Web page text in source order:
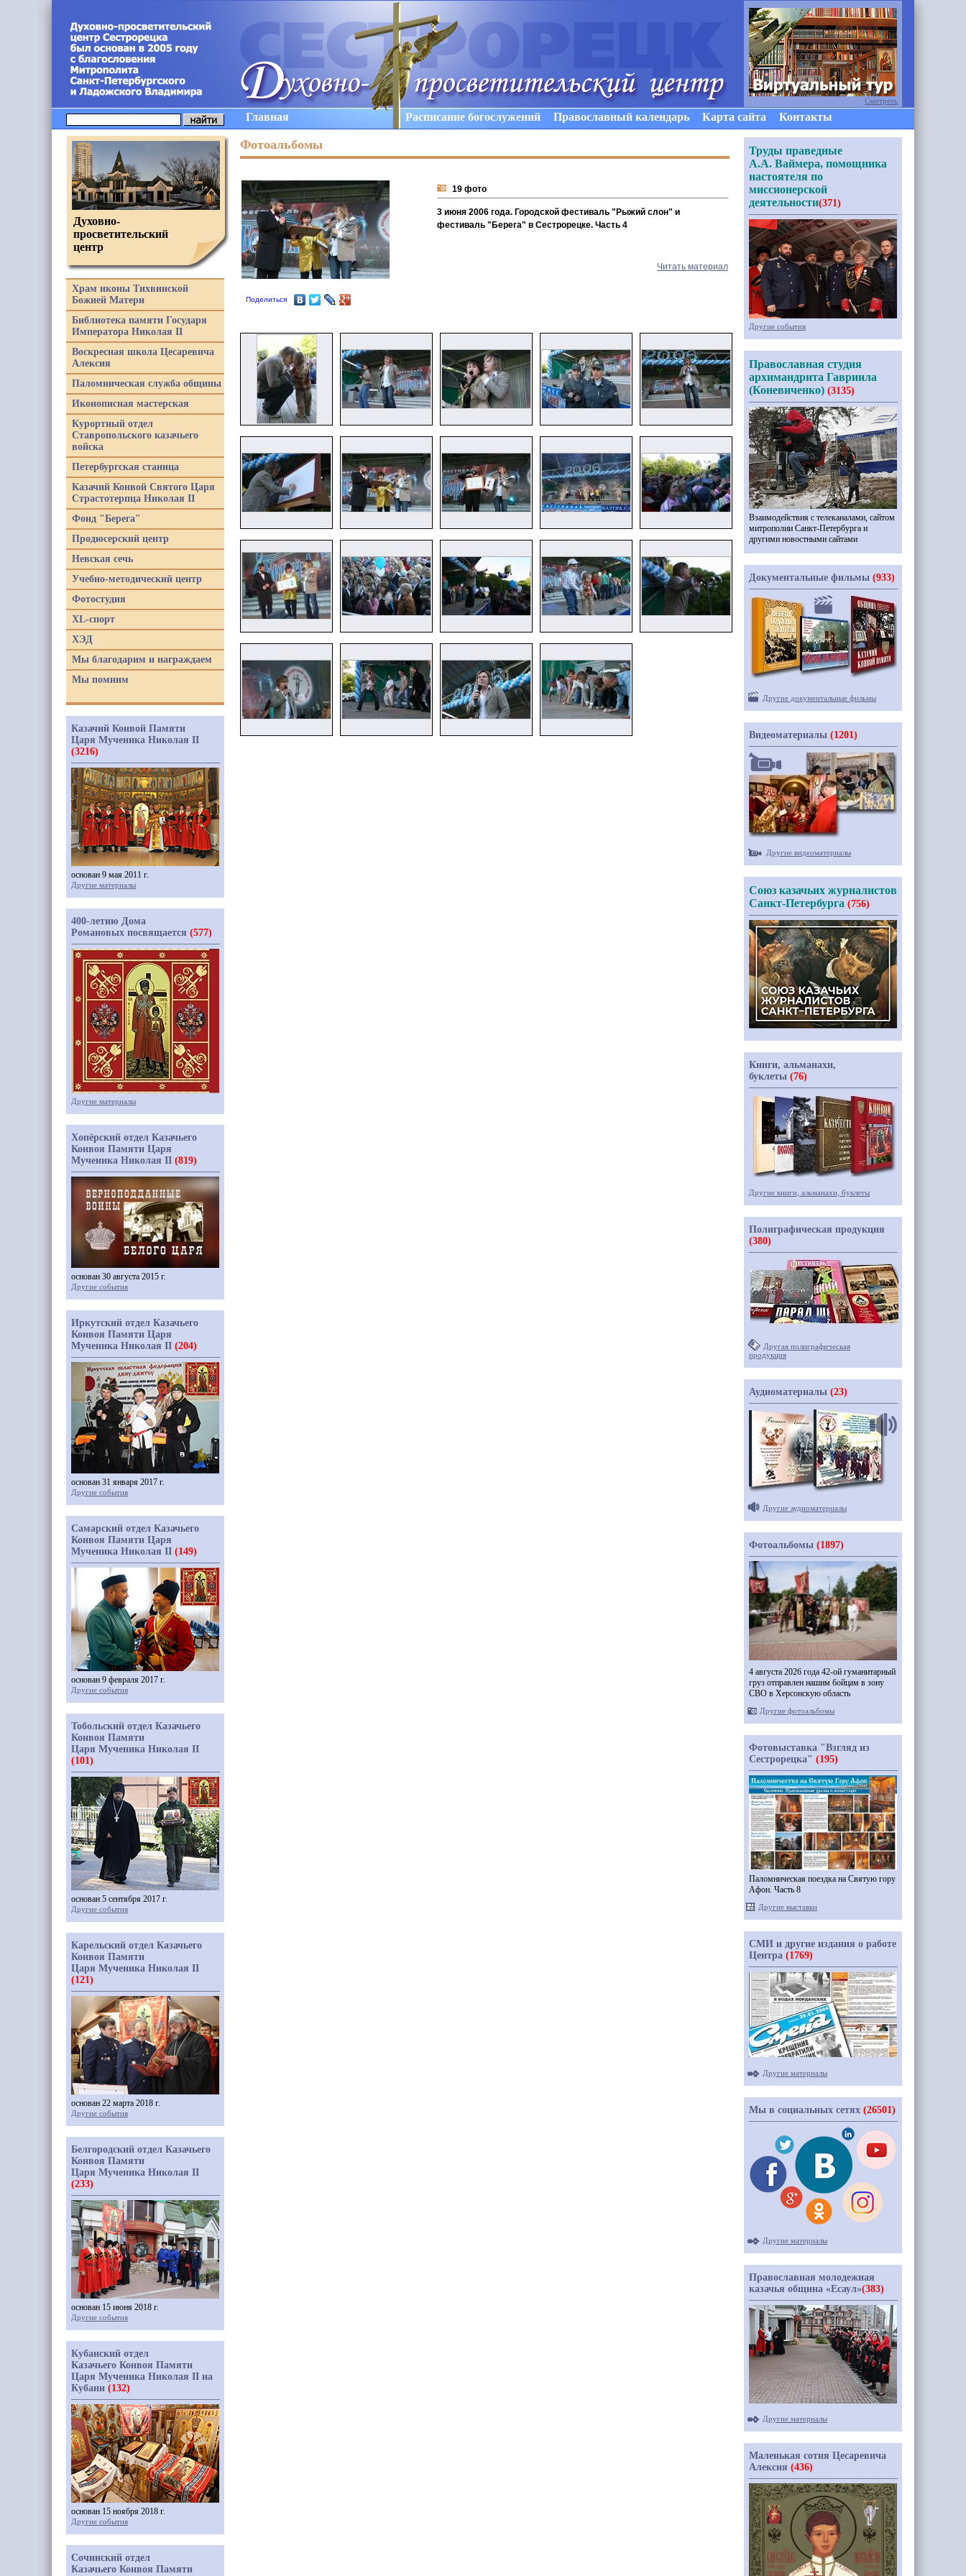
Главная Расписание богослужений Православный календарь Карта сайта Контакты
Фотоальбомы
Поделиться
19 фото
3 июня 2006 года. Городской фестиваль "Рыжий слон" и
фестиваль "Берега" в Сестрорецке. Часть 4
Читать материал
Духовно-
просветительский
центр
Храм иконы Тихвинской
Божией Матери
Библиотека памяти Государя
Императора Николая II
Воскресная школа Цесаревича
Алексия
Паломническая служба общины
Иконописная мастерская
Курортный отдел
Ставропольского казачьего
войска
Петербургская станица
Казачий Конвой Святого Царя
Страстотерпца Николая II
Фонд "Берега"
Продюсерский центр
Невская сечь
Учебно-методический центр
Фотостудия
XL-спорт
ХЭД
Мы благодарим и награждаем
Мы помним
Казачий Конвой Памяти
Царя Мученика Николая II
(3216)
основан 9 мая 2011 г.
Другие материалы
400-летию Дома
Романовых посвящается (577)
Другие материалы
Хопёрский отдел Казачьего
Конвоя Памяти Царя
Мученика Николая II (819)
основан 30 августа 2015 г.
Другие события
Иркутский отдел Казачьего
Конвоя Памяти Царя
Мученика Николая II (204)
основан 31 января 2017 г.
Другие события
Самарский отдел Казачьего
Конвоя Памяти Царя
Мученика Николая II (149)
основан 9 февраля 2017 г.
Другие события
Тобольский отдел Казачьего
Конвоя Памяти
Царя Мученика Николая II
(101)
основан 5 сентября 2017 г.
Другие события
Карельский отдел Казачьего
Конвоя Памяти
Царя Мученика Николая II
(121)
основан 22 марта 2018 г.
Другие события
Белгородский отдел Казачьего
Конвоя Памяти
Царя Мученика Николая II
(233)
основан 15 июня 2018 г.
Другие события
Кубанский отдел
Казачьего Конвоя Памяти
Царя Мученика Николая II на
Кубани (132)
основан 15 ноября 2018 г.
Другие события
Сочинский отдел
Казачьего Конвоя Памяти
Смотреть
Труды праведные
А.А. Ваймера, помощника
настоятеля по
миссионерской
деятельности(371)
Другие события
Православная студия
архимандрита Гавриила
(Коневиченко) (3135)
Взаимодействия с телеканалами, сайтом
митрополии Санкт-Петербурга и
другими новостными сайтами
Документальные фильмы (933)
Другие документальные фильмы
Видеоматериалы (1201)
Другие видеоматериалы
Союз казачьих журналистов
Санкт-Петербурга (756)
Книги, альманахи,
буклеты (76)
Другие книги, альманахи, буклеты
Полиграфическая продукция
(380)
Другая полиграфическая
продукция
Аудиоматериалы (23)
Другие аудиоматериалы
Фотоальбомы (1897)
4 августа 2026 года 42-ой гуманитарный
груз отправлен нашим бойцам в зону
СВО в Херсонскую область
Другие фотоальбомы
Фотовыставка "Взгляд из
Сестрорецка" (195)
Паломническая поездка на Святую гору
Афон. Часть 8
Другие выставки
СМИ и другие издания о работе
Центра (1769)
Другие материалы
Мы в социальных сетях (26501)
Другие материалы
Православная молодежная
казачья община «Есаул»(383)
Другие материалы
Маленькая сотня Цесаревича
Алексия (436)